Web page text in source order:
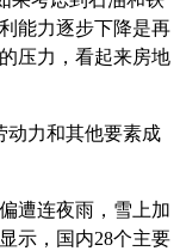
能力逐步下降是再
压力，看起来房地
动力和其他要素成
遭连夜雨，雪上加
示，国内28个主要